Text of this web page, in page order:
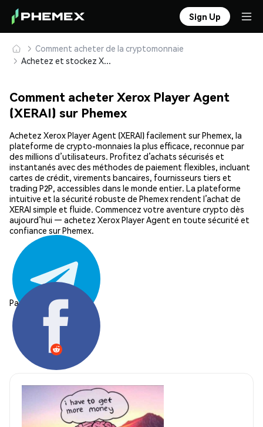
Sign Up
Comment acheter de la cryptomonnaie
Achetez et stockez Xerox Player Agent (XERAI) en toute sécurité
Comment acheter Xerox Player Agent
(XERAI) sur Phemex
Achetez Xerox Player Agent (XERAI) facilement sur Phemex, la
plateforme de crypto-monnaies la plus efficace, reconnue par
des millions d’utilisateurs. Profitez d’achats sécurisés et
instantanés avec des méthodes de paiement flexibles, incluant
cartes de crédit, virements bancaires, fournisseurs tiers et
trading P2P, accessibles dans le monde entier. La plateforme
intuitive et la sécurité robuste de Phemex rendent l’achat de
XERAI simple et fluide. Commencez votre aventure crypto dès
aujourd’hui — achetez Xerox Player Agent en toute sécurité et
confiance sur Phemex.
Partager: